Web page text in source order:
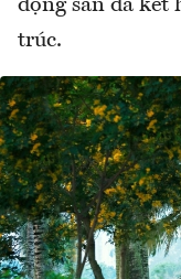
động sản đã
trúc.